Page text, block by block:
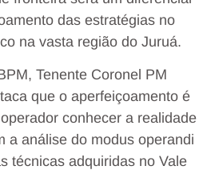
das estratégias no
na vasta região do Juruá.
Tenente Coronel PM
que o aperfeiçoamento é
conhecer a realidade
a análise do modus operandi
técnicas adquiridas no Vale